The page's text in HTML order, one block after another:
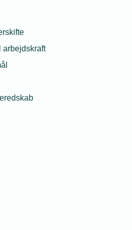
arbejdskraft
til at kontakte
hjælpe dig godt
00
til 16:00